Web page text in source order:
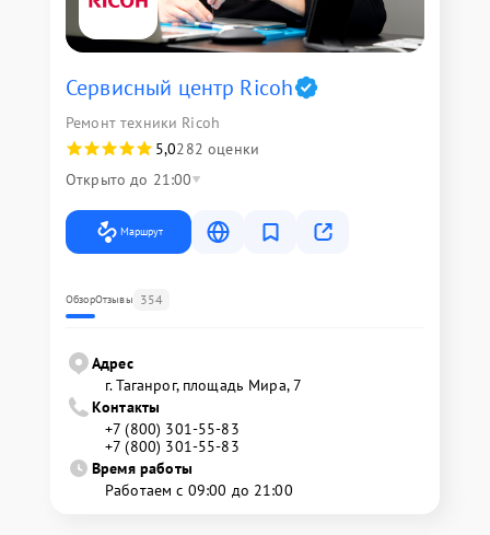
Сервисный центр Ricoh
Ремонт техники Ricoh
5,0282 оценки
Открыто до 21:00
Маршрут
ОбзорОтзывы 354
Адрес
г. Таганрог, площадь Мира, 7
Контакты
+7 (800) 301-55-83
+7 (800) 301-55-83
Время работы
Работаем с 09:00 до 21:00